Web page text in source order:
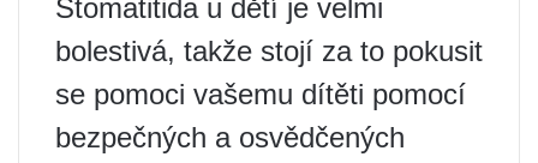
Stomatitida u dětí je velmi
bolestivá, takže stojí za to pokusit
se pomoci vašemu dítěti pomocí
bezpečných a osvědčených